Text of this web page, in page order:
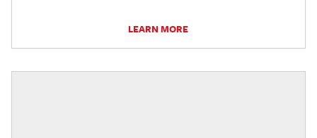
LEARN MORE